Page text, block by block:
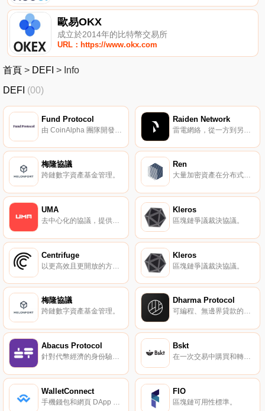
歐易OKX
成立於2014年的比特幣交易所
URL：https://www.okx.com
首頁 > DEFI > Info
DEFI (00)
Fund Protocol Raiden Network
梅隆協議
跨鏈數字資產基金管理。
Ren
大量加密資產在分布式暗池交易的協議。
UMA
去中心化的協議，提供無需信任的金融合約和去中心化預言機。
Kleros
區塊鏈爭議裁決協議。
Centrifuge
以更高效且更開放的方式重新思考企業間相互交易。
Kleros
區塊鏈爭議裁決協議。
梅隆協議
跨鏈數字資產基金管理。
Dharma Protocol
可編程、無邊界貸款的區塊鏈平臺。
Abacus Protocol
針對代幣經濟的身份驗證合規協議。
Bskt
在一次交易中購買和轉讓多個 ERC-20 數字資產組合。
WalletConnect FIO
區塊鏈可用性標準。